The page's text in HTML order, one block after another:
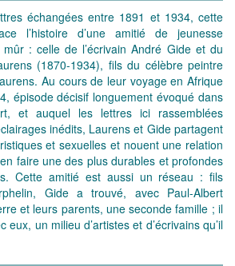
échangées entre 1891 et 1934, cette
l’histoire d’une amitié de jeunesse
mûr : celle de l’écrivain André Gide et du
(1870-1934), fils du célèbre peintre
Au cours de leur voyage en Afrique
épisode décisif longuement évoqué dans
et auquel les lettres ici rassemblées
inédits, Laurens et Gide partagent
et sexuelles et nouent une relation
faire une des plus durables et profondes
Cette amitié est aussi un réseau : fils
Gide a trouvé, avec Paul-Albert
et leurs parents, une seconde famille ; il
un milieu d’artistes et d’écrivains qu’il